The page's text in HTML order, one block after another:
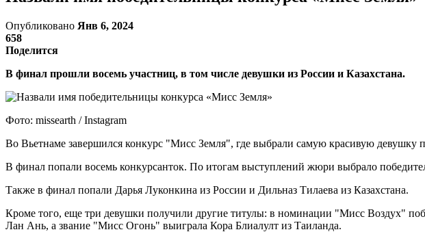
Опубликовано Янв 6, 2024
658
Поделится
В финал прошли восемь участниц, в том числе девушки из России и Казахстана.
Фото: missearth / Instagram
Во Вьетнаме завершился конкурс "Мисс Земля", где выбрали самую красивую девушку
В финал попали восемь конкурсанток. По итогам выступлений жюри выбрало
Также в финал попали Дарья Луконкина из России и Дильназ Тилаева из Казахстана.
Кроме того, еще три девушки получили другие титулы: в номинации "Мисс Воздух"
Лан Ань, а звание "Мисс Огонь" выиграла Кора Блиалулт из Таиланда.